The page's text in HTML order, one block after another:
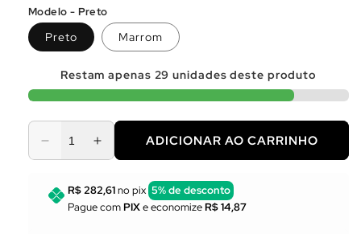
Modelo - Preto
Preto Marrom
Restam apenas 29 unidades deste produto
Diminuir
a
de
Utensílios
Aumentar
a
quantidade
de
Utensílios
ADICIONAR AO CARRINHO
R$ 282,61no pix 5% de desconto
Pague comPIXe economizeR$ 14,87